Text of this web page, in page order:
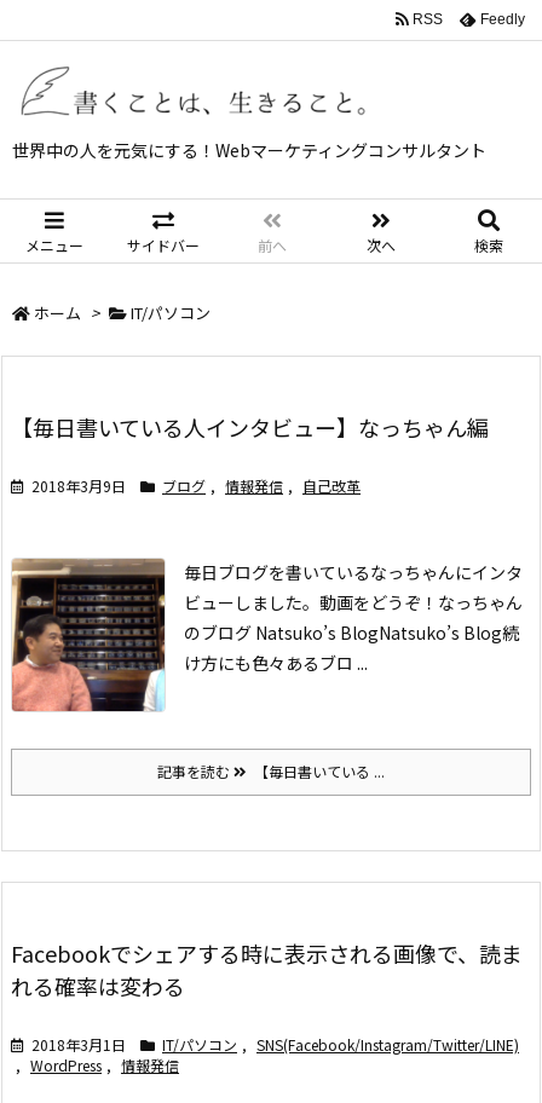
世界中の人を元気にする！Webマーケティングコンサルタント
メニュー サイドバー 前へ 次へ 検索
RSS Feedly
ホーム > IT/パソコン
【毎日書いている人インタビュー】なっちゃん編
2018年3月9日 ブログ , 情報発信 , 自己改革
毎日ブログを書いているなっちゃんにインタ
ビューしました。動画をどうぞ！ なっちゃん
のブログ Natsuko’s BlogNatsuko’s Blog続
け方にも色々あるブロ ...
記事を読む 【毎日書いている ...
Facebookでシェアする時に表示される画像で、読ま
れる確率は変わる
2018年3月1日 IT/パソコン , SNS(Facebook/Instagram/Twitter/LINE)
, WordPress , 情報発信